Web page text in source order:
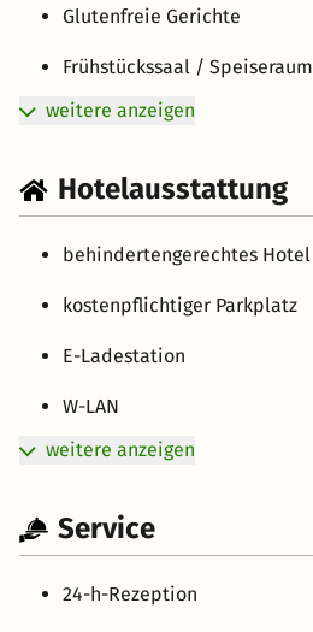
Glutenfreie Gerichte
Frühstückssaal / Speiseraum
weitere anzeigen
Hotelausstattung
behindertengerechtes Hotel
kostenpflichtiger Parkplatz
E-Ladestation
W-LAN
weitere anzeigen
Service
24-h-Rezeption